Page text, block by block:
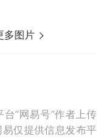
多图片
“网易号”作者上传
仅提供信息发布平